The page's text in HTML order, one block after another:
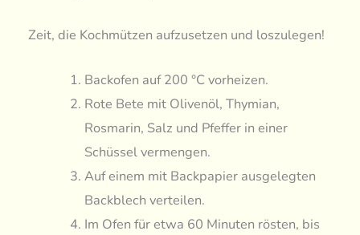
Zeit, die Kochmützen aufzusetzen und loszulegen!
Backofen auf 200 °C vorheizen.
Rote Bete mit Olivenöl, Thymian,
Rosmarin, Salz und Pfeffer in einer
Schüssel vermengen.
Auf einem mit Backpapier ausgelegten
Backblech verteilen.
Im Ofen für etwa 60 Minuten rösten, bis